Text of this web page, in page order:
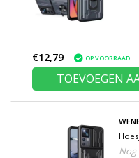
€12,79 OP VOORRAAD
TOEVOEGEN
Pop
Nog